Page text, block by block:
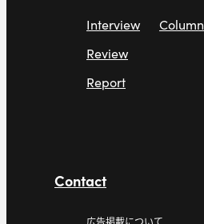
Interview
Review
Report
Column
Contact